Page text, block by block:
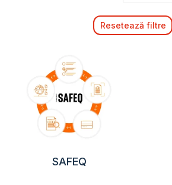
Resetează filtre
SAFEQ